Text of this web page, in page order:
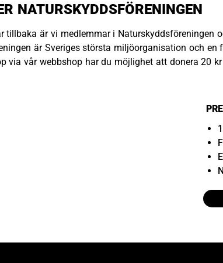
NATURSKYDDSFÖRENINGEN
tillbaka är vi medlemmar i Naturskyddsföreningen
är Sveriges största miljöorganisation och
via vår webbshop har du möjlighet att donera 20